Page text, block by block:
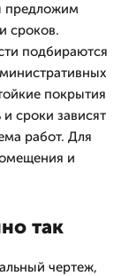
предложим
сроков.
подбираются
покрытия
сроки зависят
работ. Для
и
так
чертеж,